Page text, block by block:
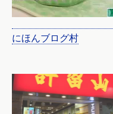
にほんブログ村